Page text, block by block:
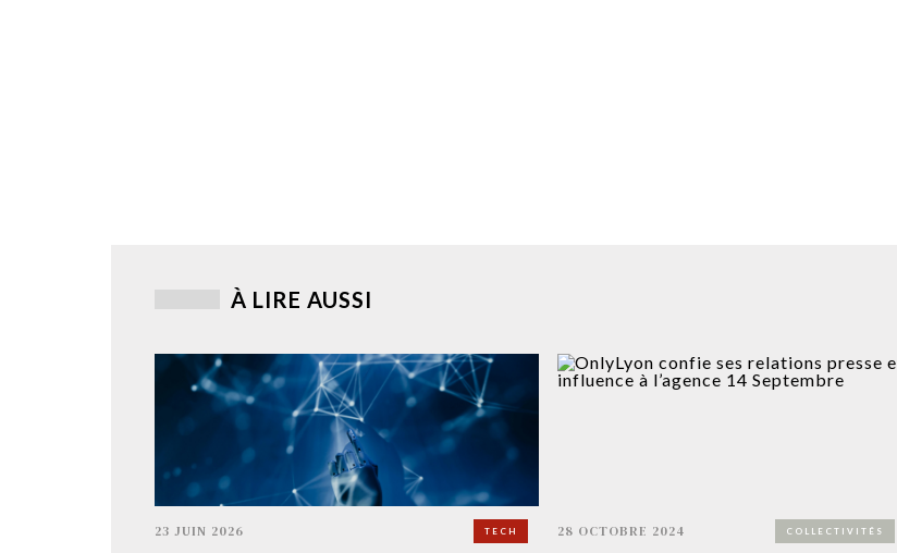
À LIRE AUSSI
23 JUIN 2026 TECH 28 OCTOBRE 2024 COLLECTIVITÉS